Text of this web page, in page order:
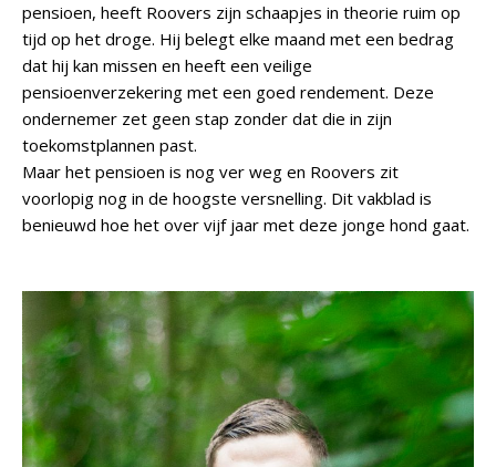
pensioen, heeft Roovers zijn schaapjes in theorie ruim op
tijd op het droge. Hij belegt elke maand met een bedrag
dat hij kan missen en heeft een veilige
pensioenverzekering met een goed rendement. Deze
ondernemer zet geen stap zonder dat die in zijn
toekomstplannen past.
Maar het pensioen is nog ver weg en Roovers zit
voorlopig nog in de hoogste versnelling. Dit vakblad is
benieuwd hoe het over vijf jaar met deze jonge hond gaat.